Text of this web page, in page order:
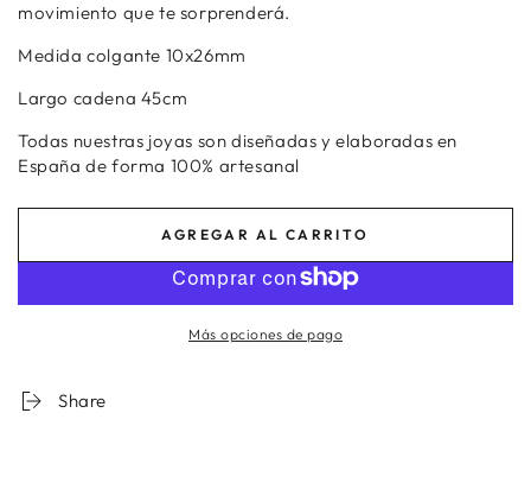
movimiento que te sorprenderá.
Medida colgante 10x26mm
Largo cadena 45cm
Todas nuestras joyas son diseñadas y elaboradas en
España de forma 100% artesanal
AGREGAR AL CARRITO
Más opciones de pago
Share